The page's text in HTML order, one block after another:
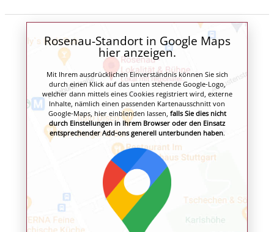
Rosenau-Standort in Google Maps
hier anzeigen.
Mit Ihrem ausdrücklichen Einverständnis können Sie sich
durch einen Klick auf das unten stehende Google-Logo,
welcher dann mittels eines Cookies registriert wird, externe
Inhalte, nämlich einen passenden Kartenausschnitt von
Google-Maps, hier einblenden lassen, falls Sie dies nicht
durch Einstellungen in Ihrem Browser oder den Einsatz
entsprechender Add-ons generell unterbunden haben.